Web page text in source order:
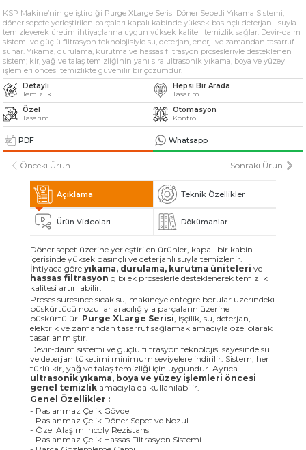
» Solventli Endüstriyel Parça Yıkama Makineleri
» Endüstriyel Kumlama Makineleri
» Diğer Makine ve Ekipmanlar
Tüm hakkı saklıdır. Sitemizde kullanılan tüm içerik ve görseller
KSP Machine'a ait olup izinsiz kullanımı hukuki yaptırıma tabidir.
KSP Makine’nin geliştirdiği Purge XLarge Serisi Döner Sepetli Yıkama Sistemi,
döner sepete yerleştirilen parçaları kapalı kabinde yüksek basınçlı deterjanlı suyla
temizleyerek üretim ihtiyaçlarına uygun yüksek kaliteli temizlik sağlar. Devir-daim
sistemi ve güçlü filtrasyon teknolojisiyle su, deterjan, enerji ve zamandan tasarruf
sunar. Yıkama, durulama, kurutma ve hassas filtrasyon prosesleriyle desteklenen
sistem; kir, yağ ve talaş temizliğinin yanı sıra ultrasonik yıkama, boya ve yüzey
işlemleri öncesi temizlikte güvenilir bir çözümdür.
Detaylı
Temizlik
Hepsi Bir Arada
Tasarım
Özel
Tasarım
Otomasyon
Kontrol
PDF Whatsapp
Önceki Ürün Sonraki Ürün
Açıklama Teknik Özellikler
Ürün Videoları Dökümanlar
Döner sepet üzerine yerleştirilen ürünler, kapalı bir kabin
içerisinde yüksek basınçlı ve deterjanlı suyla temizlenir.
İhtiyaca göreyıkama, durulama, kurutma üniteleri ve
hassas filtrasyon gibi ek proseslerle desteklenerek temizlik
kalitesi artırılabilir.
Proses süresince sıcak su, makineye entegre borular üzerindeki
püskürtücü nozullar aracılığıyla parçaların üzerine
püskürtülür. Purge XLarge Serisi, işçilik, su, deterjan,
elektrik ve zamandan tasarruf sağlamak amacıyla özel olarak
tasarlanmıştır.
Devir-daim sistemi ve güçlü filtrasyon teknolojisi sayesinde su
ve deterjan tüketimi minimum seviyelere indirilir. Sistem, her
türlü kir, yağ ve talaş temizliği için uygundur. Ayrıca
ultrasonik yıkama, boya ve yüzey işlemleri öncesi
genel temizlik amacıyla da kullanılabilir.
Genel Özellikler :
- Paslanmaz Çelik Gövde
- Paslanmaz Çelik Döner Sepet ve Nozul
- Özel Alaşım Incoly Rezistans
- Paslanmaz Çelik Hassas Filtrasyon Sistemi